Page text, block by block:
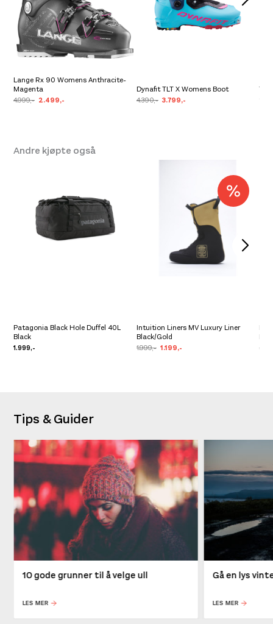
Lange Rx 90 Womens Anthracite-
Magenta
4.999,- 2.499,-
Dynafit TLT X Womens Boot
4.390,- 3.799,-
Andre kjøpte også
Patagonia Black Hole Duffel 40L
Black
1.999,-
Intuition Liners MV Luxury Liner
Black/Gold
1.999,- 1.199,-
Tips & Guider
10 gode grunner til å velge ull
LES MER
Gå en lys
LES MER